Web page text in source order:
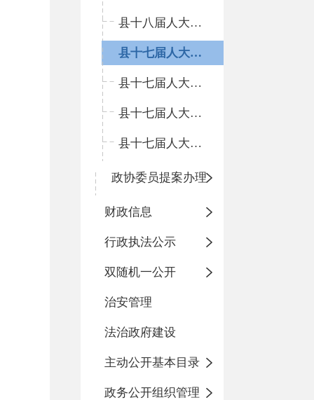
县十八届人大一次会议
县十七届人大五次会议
县十七届人大四次会议
县十七届人大三次会议
县十七届人大二次会议
政协委员提案办理
财政信息
行政执法公示
双随机一公开
治安管理
法治政府建设
主动公开基本目录
政务公开组织管理